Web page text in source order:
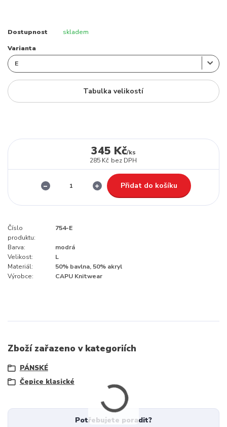
Dostupnost skladem
Varianta
Tabulka velikostí
345 Kč/ks
285 Kč bez DPH
Přidat do košíku
Číslo
produktu:
754-E
Barva:
modrá
Velikost:
L
Materiál:
50% bavlna, 50% akryl
Výrobce:
CAPU Knitwear
Zboží zařazeno v kategoriích
PÁNSKÉ
Čepice klasické
Potřebujete poradit?